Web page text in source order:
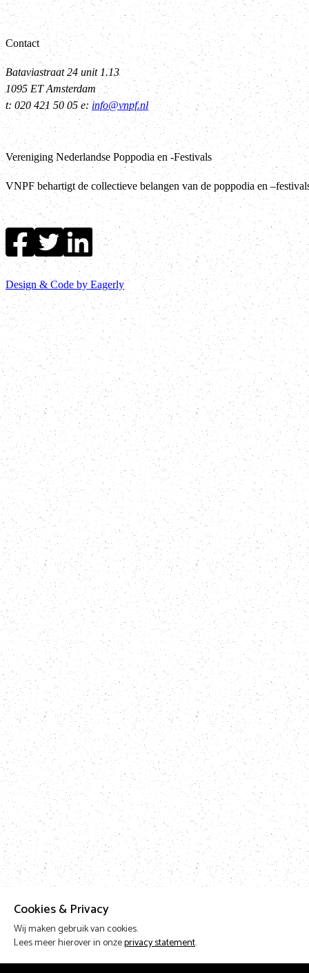
Cookies & Privacy
Wij maken gebruik van cookies.
Lees meer hierover in onzeprivacy statement.
Contact
Bataviastraat 24 unit 1.13
1095 ET Amsterdam
t: 020 421 50 05 e:info@vnpf.nl
Vereniging Nederlandse Poppodia en -Festivals
VNPF behartigt de collectieve belangen van de poppodia en
Design & Code by Eagerly